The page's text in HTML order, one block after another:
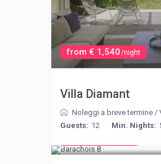
from € 1,540/night
Villa Diamant
Noleggi a breve termine /
Guests: 12 Min. Nights: